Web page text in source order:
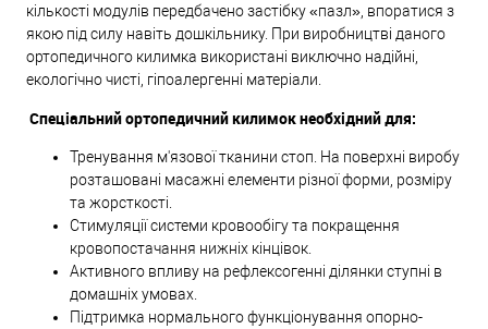
кількості модулів передбачено застібку «пазл», впоратися з
якою під силу навіть дошкільнику. При виробництві даного
ортопедичного килимка використані виключно надійні,
екологічно чисті, гіпоалергенні матеріали.
Спеціальний ортопедичний килимок необхідний для:
Тренування м'язової тканини стоп. На поверхні виробу
розташовані масажні елементи різної форми, розміру
та жорсткості.
Стимуляції системи кровообігу та покращення
кровопостачання нижніх кінцівок.
Активного впливу на рефлексогенні ділянки ступні в
домашніх умовах.
Підтримка нормального функціонування опорно-